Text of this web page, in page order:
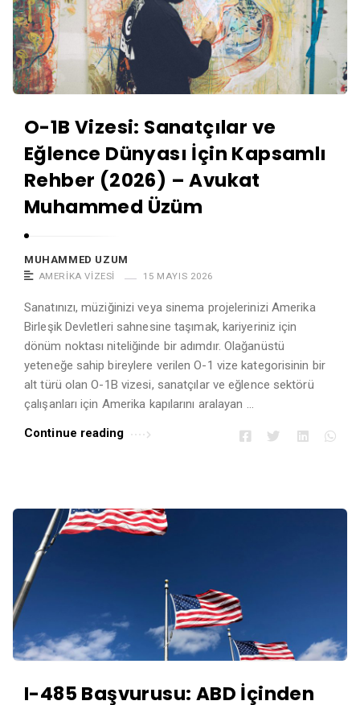
t
M
u
h
m
m
k
a
t
M
m
s
O-1B Vizesi: Sanatçılar ve
Eğlence Dünyası İçin Kapsamlı
Rehber (2026) – Avukat
Muhammed Üzüm
MUHAMMED UZUM
AMERIKA VIZESI 15 MAYIS 2026
Sanatınızı, müziğinizi veya sinema projelerinizi Amerika
Birleşik Devletleri sahnesine taşımak, kariyeriniz için
dönüm noktası niteliğinde bir adımdır. Olağanüstü
yeteneğe sahip bireylere verilen O-1 vize kategorisinin bir
alt türü olan O-1B vizesi, sanatçılar ve eğlence sektörü
çalışanları için Amerika kapılarını aralayan …
Continue reading
I-485 Başvurusu: ABD İçinden